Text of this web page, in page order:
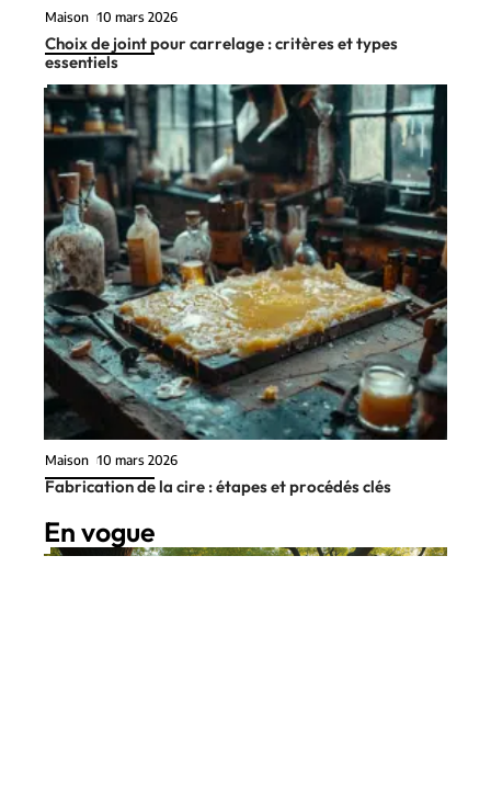
Maison 10 mars 2026
Choix de joint pour carrelage : critères et types
essentiels
Maison 10 mars 2026
Fabrication de la cire : étapes et procédés clés
En vogue